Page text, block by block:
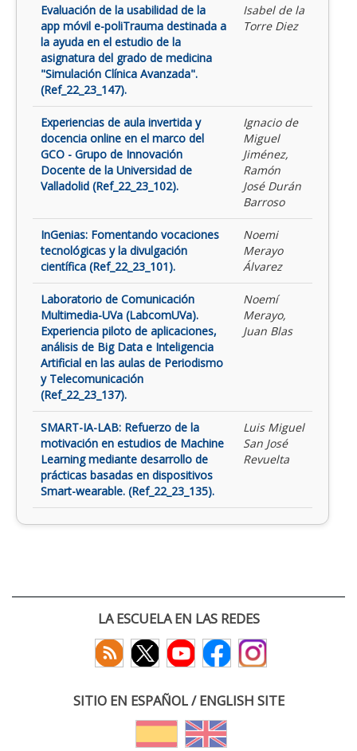
Evaluación de la usabilidad de la
app móvil e-poliTrauma destinada a
la ayuda en el estudio de la
asignatura del grado de medicina
"Simulación Clínica Avanzada".
(Ref_22_23_147).
Isabel de la
Torre Diez
Experiencias de aula invertida y
docencia online en el marco del
GCO - Grupo de Innovación
Docente de la Universidad de
Valladolid (Ref_22_23_102).
Ignacio de
Miguel
Jiménez,
Ramón
José Durán
Barroso
InGenias: Fomentando vocaciones
tecnológicas y la divulgación
científica (Ref_22_23_101).
Noemi
Merayo
Álvarez
Laboratorio de Comunicación
Multimedia-UVa (LabcomUVa).
Experiencia piloto de aplicaciones,
análisis de Big Data e Inteligencia
Artificial en las aulas de Periodismo
y Telecomunicación
(Ref_22_23_137).
Noemí
Merayo,
Juan Blas
SMART-IA-LAB: Refuerzo de la
motivación en estudios de Machine
Learning mediante desarrollo de
prácticas basadas en dispositivos
Smart-wearable. (Ref_22_23_135).
Luis Miguel
San José
Revuelta
LA ESCUELA EN LAS REDES
SITIO EN ESPAÑOL / ENGLISH SITE